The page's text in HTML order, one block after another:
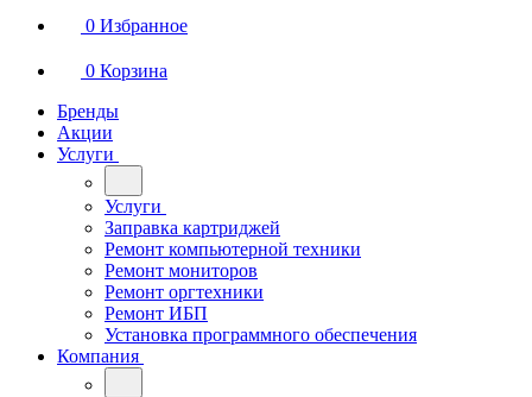
0 Избранное
0 Корзина
Бренды
Акции
Услуги
Услуги
Заправка картриджей
Ремонт компьютерной техники
Ремонт мониторов
Ремонт оргтехники
Ремонт ИБП
Установка программного обеспечения
Компания